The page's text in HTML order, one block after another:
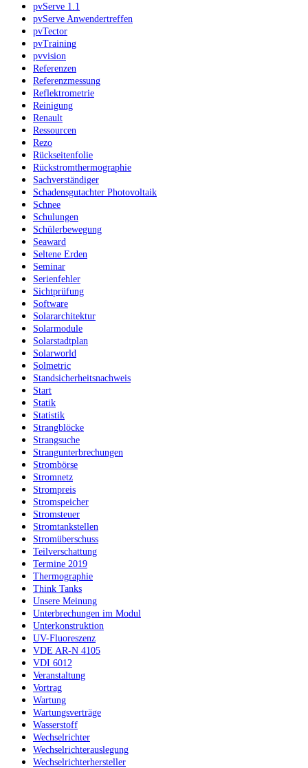
pvServe 1.1
pvServe Anwendertreffen
pvTector
pvTraining
pvvision
Referenzen
Referenzmessung
Reflektrometrie
Reinigung
Renault
Ressourcen
Rezo
Rückseitenfolie
Rückstromthermographie
Sachverständiger
Schadensgutachter Photovoltaik
Schnee
Schulungen
Schülerbewegung
Seaward
Seltene Erden
Seminar
Serienfehler
Sichtprüfung
Software
Solararchitektur
Solarmodule
Solarstadtplan
Solarworld
Solmetric
Standsicherheitsnachweis
Start
Statik
Statistik
Strangblöcke
Strangsuche
Strangunterbrechungen
Strombörse
Stromnetz
Strompreis
Stromspeicher
Stromsteuer
Stromtankstellen
Stromüberschuss
Teilverschattung
Termine 2019
Thermographie
Think Tanks
Unsere Meinung
Unterbrechungen im Modul
Unterkonstruktion
UV-Fluoreszenz
VDE AR-N 4105
VDI 6012
Veranstaltung
Vortrag
Wartung
Wartungsverträge
Wasserstoff
Wechselrichter
Wechselrichterauslegung
Wechselrichterhersteller